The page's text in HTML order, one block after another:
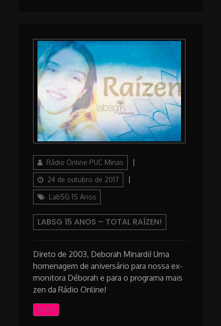
AuthorRádio Online PUC Minas
24 de outubro de 2017
LabSG 15 Anos
LABSG 15 ANOS – TOTAL RAÍZEN!
Direto de 2003, Deborah Minardi! Uma
homenagem de aniversário para nossa ex-
monitora Déborah e para o programa mais
zen da Rádio Online!
OUÇA